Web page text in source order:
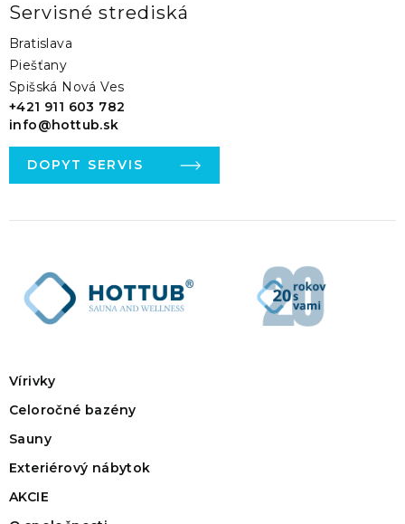
Servisné strediská
Bratislava
Piešťany
Spišská Nová Ves
+421 911 603 782
info@hottub.sk
DOPYT SERVIS
Vírivky
Celoročné bazény
Sauny
Exteriérový nábytok
AKCIE